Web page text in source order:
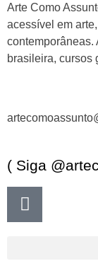
Arte Como
acessível em
contemporâneas.
brasileira, cursos
( Siga